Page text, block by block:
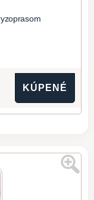
KÚPENÉ